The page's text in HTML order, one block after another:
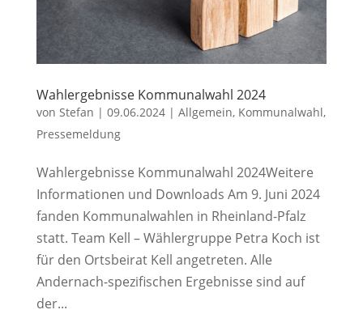
Wahlergebnisse Kommunalwahl 2024
von Stefan | 09.06.2024| Allgemein, Kommunalwahl,
Pressemeldung
Wahlergebnisse Kommunalwahl 2024Weitere
Informationen und Downloads Am 9. Juni 2024
fanden Kommunalwahlen in Rheinland-Pfalz
statt. Team Kell – Wählergruppe Petra Koch ist
für den Ortsbeirat Kell angetreten. Alle
Andernach-spezifischen Ergebnisse sind auf
der...